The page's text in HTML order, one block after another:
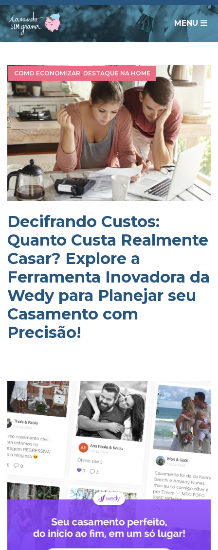
MENU
COMO ECONOMIZAR, DESTAQUE NA HOME
Decifrando Custos:
Quanto Custa Realmente
Casar? Explore a
Ferramenta Inovadora da
Wedy para Planejar seu
Casamento com
Precisão!